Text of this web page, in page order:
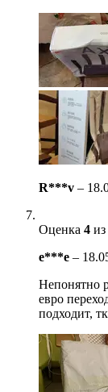
R***v –
Оценка 4
e***e –
Непонятно
евро
подходит,